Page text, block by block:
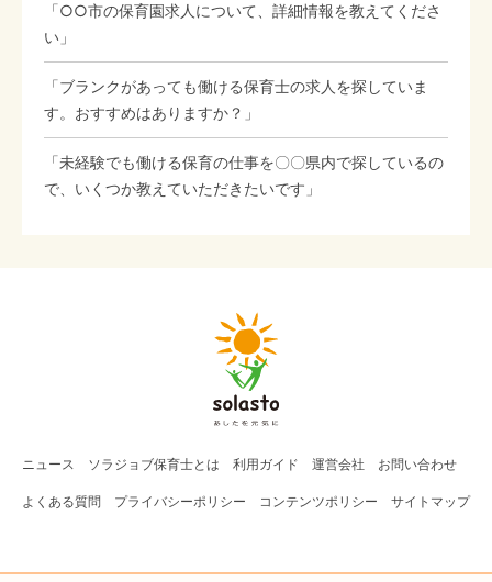
「○○市の保育園求人について、詳細情報を教えてくださ
い」
「ブランクがあっても働ける保育士の求人を探していま
す。おすすめはありますか？」
「未経験でも働ける保育の仕事を〇〇県内で探しているの
で、いくつか教えていただきたいです」
ニュース ソラジョブ保育士とは 利用ガイド 運営会社 お問い合わせ
よくある質問 プライバシーポリシー コンテンツポリシー サイトマップ